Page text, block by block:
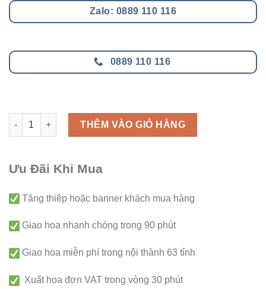
Zalo: 0889 110 116
0889 110 116
Hoa viếng - V181 số lượng
THÊM VÀO GIỎ HÀNG
Ưu Đãi Khi Mua
Tăng thiệp hoặc banner khách mua hàng
Giao hoa nhanh chóng trong 90 phút
Giao hoa miễn phí trong nội thành 63 tỉnh
Xuất hoa đơn VAT trong vòng 30 phút